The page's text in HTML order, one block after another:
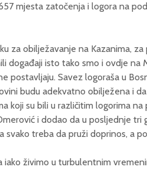
mjesta zatočenja i logora na
za obilježavanje na Kazanima,
događaji isto tako smo i ovdje na
postavljaju. Savez logoraša u
budu adekvatno obilježena i
koji su bili u različitim logorima na
i dodao da u posljednje
svako treba da pruži doprinos, a
iako živimo u turbulentnim